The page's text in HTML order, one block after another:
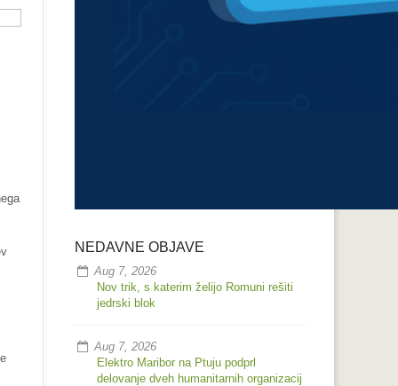
NEDAVNE OBJAVE
Aug 7, 2026
Nov trik, s katerim želijo Romuni rešiti
jedrski blok
Aug 7, 2026
Elektro Maribor na Ptuju podprl
delovanje dveh humanitarnih organizacij